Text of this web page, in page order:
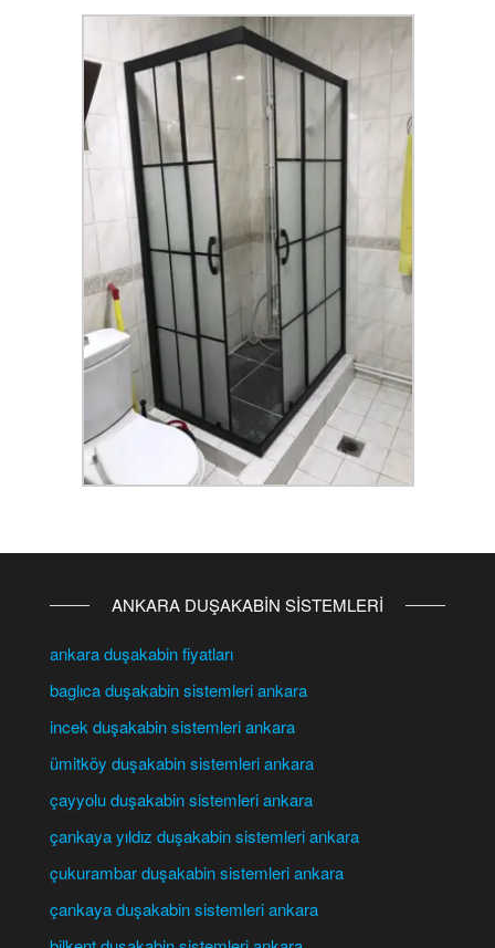
ANKARA DUŞAKABİN SİSTEMLERİ
ankara duşakabin fiyatları
baglıca duşakabin sistemleri ankara
incek duşakabin sistemleri ankara
ümitköy duşakabin sistemleri ankara
çayyolu duşakabin sistemleri ankara
çankaya yıldız duşakabin sistemleri ankara
çukurambar duşakabin sistemleri ankara
çankaya duşakabin sistemleri ankara